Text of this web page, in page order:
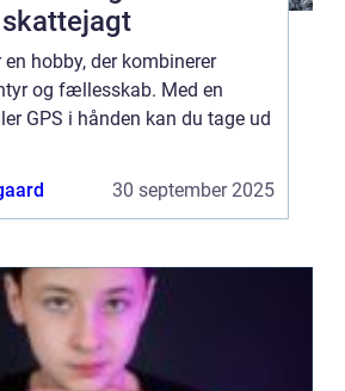
en hobby, der kombinerer
og fællesskab. Med en
GPS i hånden kan du tage ud
30 september 2025